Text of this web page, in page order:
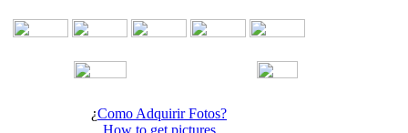
¿Como Adquirir Fotos?
How to get pictures